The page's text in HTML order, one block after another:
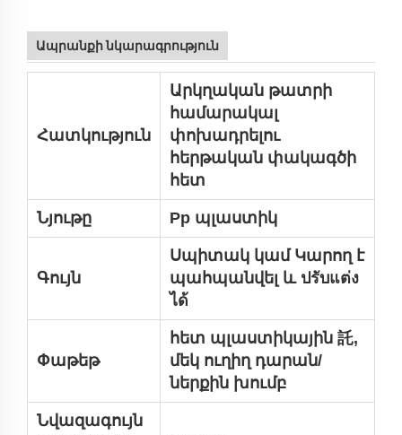
Ապրանքի նկարագրություն
Հատկություն
Արկղական թատրի
համարակալ
փոխադրելու
հերթական փակագծի
հետ
Նյութը Pp պլաստիկ
Գույն
Սպիտակ կամ Կարող է
պահպանվել և ปรับแต่ง
ได้
Փաթեթ
հետ պլաստիկային 託,
մեկ ուղիղ դարան/
ներքին խումբ
Նվազագույն